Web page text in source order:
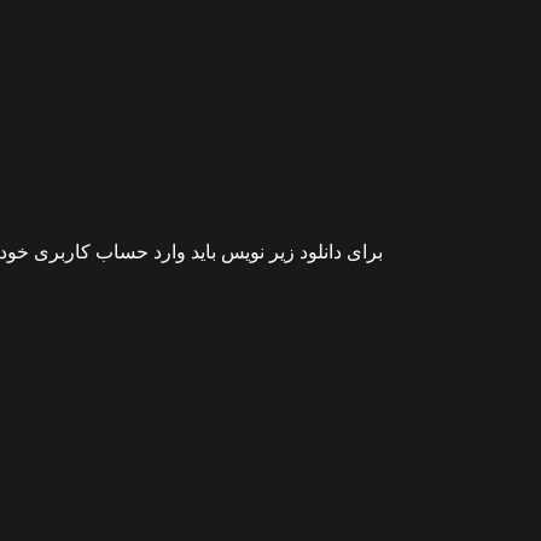
برای دانلود زیر نویس باید وارد حساب کاربری